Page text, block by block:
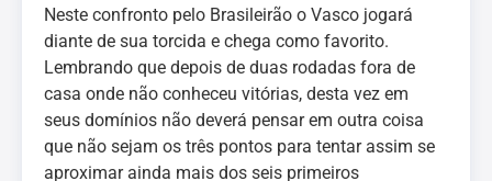
Neste confronto pelo Brasileirão o Vasco jogará
diante de sua torcida e chega como favorito.
Lembrando que depois de duas rodadas fora de
casa onde não conheceu vitórias, desta vez em
seus domínios não deverá pensar em outra coisa
que não sejam os três pontos para tentar assim se
aproximar ainda mais dos seis primeiros